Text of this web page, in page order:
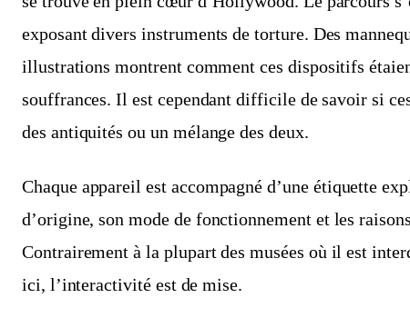
exposant divers instruments de torture. Des
illustrations montrent comment ces dispositifs
souffrances. Il est cependant difficile de savoir si
des antiquités ou un mélange des deux.
Chaque appareil est accompagné d’une étiquette
d’origine, son mode de fonctionnement et les
Contrairement à la plupart des musées où il est
ici, l’interactivité est de mise.